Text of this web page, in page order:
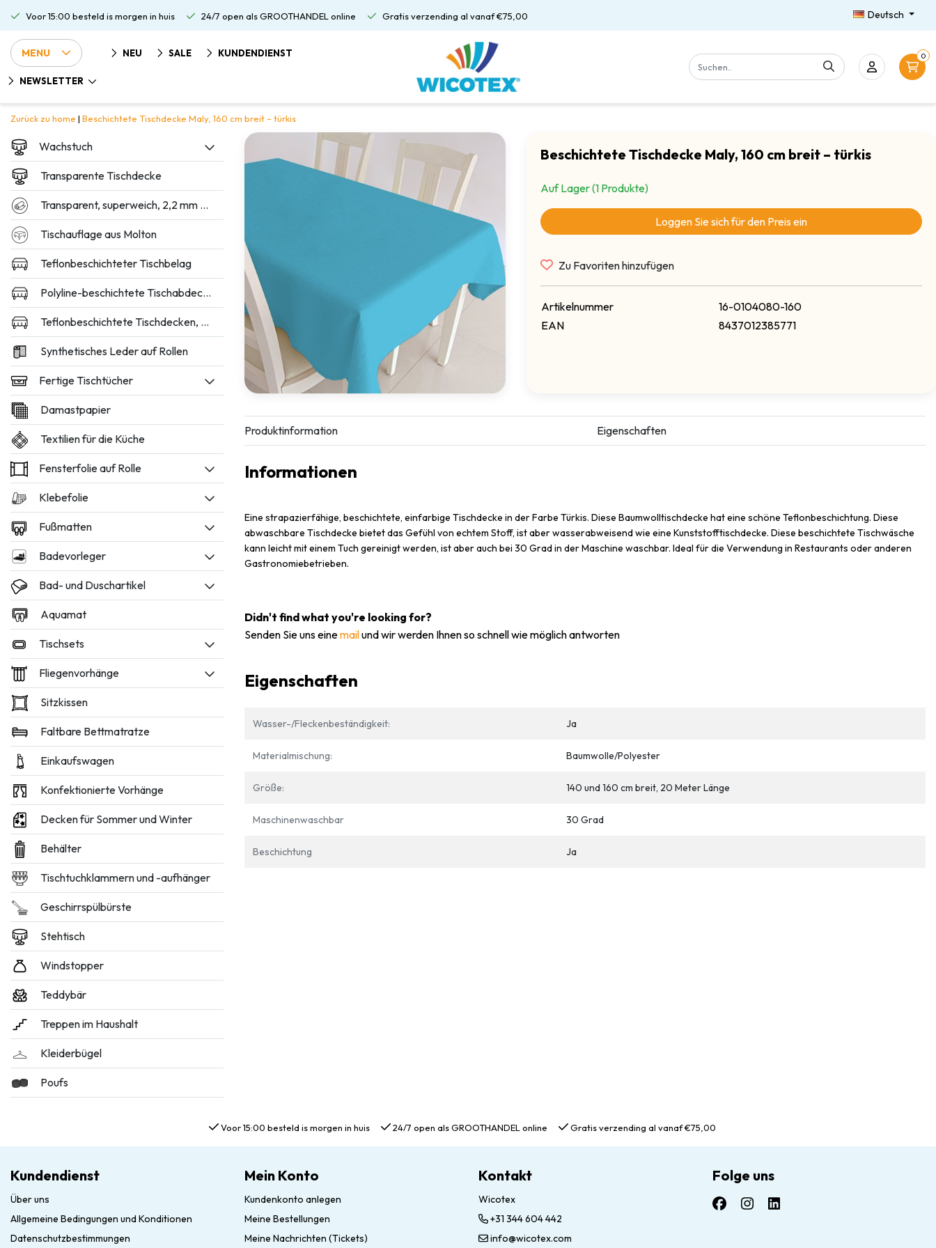
Voor 15:00 besteld is morgen in huis 24/7 open als GROOTHANDEL online Gratis verzending al vanaf €75,00 Deutsch
MENU NEU SALE KUNDENDIENST
NEWSLETTER
0
Zurück zu home | Beschichtete Tischdecke Maly, 160 cm breit – türkis
Wachstuch
Transparente Tischdecke
Transparent, superweich, 2,2 mm dick
Tischauflage aus Molton
Teflonbeschichteter Tischbelag
Polyline-beschichtete Tischabdeckung
Teflonbeschichtete Tischdecken, 160 und 180 cm breit
Synthetisches Leder auf Rollen
Fertige Tischtücher
Damastpapier
Textilien für die Küche
Fensterfolie auf Rolle
Klebefolie
Fußmatten
Badevorleger
Bad- und Duschartikel
Aquamat
Tischsets
Fliegenvorhänge
Sitzkissen
Faltbare Bettmatratze
Einkaufswagen
Konfektionierte Vorhänge
Decken für Sommer und Winter
Behälter
Tischtuchklammern und -aufhänger
Geschirrspülbürste
Stehtisch
Windstopper
Teddybär
Treppen im Haushalt
Kleiderbügel
Poufs
Beschichtete Tischdecke Maly, 160 cm breit – türkis
Auf Lager (1 Produkte)
Loggen Sie sich für den Preis ein
Zu Favoriten hinzufügen
Artikelnummer
16-0104080-160
EAN
8437012385771
Produktinformation Eigenschaften
Informationen
Eine strapazierfähige, beschichtete, einfarbige Tischdecke in der Farbe Türkis. Diese Baumwolltischdecke hat eine schöne Teflonbeschichtung. Diese
abwaschbare Tischdecke bietet das Gefühl von echtem Stoff, ist aber wasserabweisend wie eine Kunststofftischdecke. Diese beschichtete Tischwäsche
kann leicht mit einem Tuch gereinigt werden, ist aber auch bei 30 Grad in der Maschine waschbar. Ideal für die Verwendung in Restaurants oder anderen
Gastronomiebetrieben.
Didn't find what you're looking for?
Senden Sie uns einemailund wir werden Ihnen so schnell wie möglich antworten
Eigenschaften
Wasser-/Fleckenbeständigkeit: Ja
Materialmischung: Baumwolle/Polyester
Größe: 140 und 160 cm breit, 20 Meter Länge
Maschinenwaschbar 30 Grad
Beschichtung Ja
Voor 15:00 besteld is morgen in huis 24/7 open als GROOTHANDEL online Gratis verzending al vanaf €75,00
Kundendienst
Über uns
Allgemeine Bedingungen und Konditionen
Datenschutzbestimmungen
Mein Konto
Kundenkonto anlegen
Meine Bestellungen
Meine Nachrichten (Tickets)
Kontakt
Wicotex
+31 344 604 442
info@wicotex.com
Folge uns